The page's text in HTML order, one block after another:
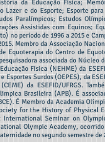
da Educação Física;
Lazer e do Esporte; Esporte para
Paralímpicos; Estudos
Assistidas com Equinos;
no período de 1996 a 2015 e
Membro da Associação
Equoterapia do Centro de
associada do Núcleo
Física (NEHME) da
Surdos (OEPES), da
da ESEFID/UFRGS.
Brasileira (APB). É
É Membro da Academia
for the History of Physical
International Seminar on
Olympic Academy,
no segundo semestre de